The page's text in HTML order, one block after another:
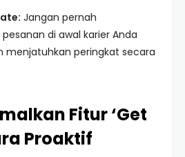
Jangan pernah
di awal karier Anda
menjatuhkan peringkat secara
Fitur ‘Get
Proaktif